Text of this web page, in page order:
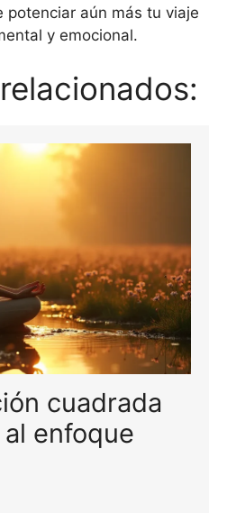
potenciar aún más tu viaje
y emocional.
cuadrada
enfoque